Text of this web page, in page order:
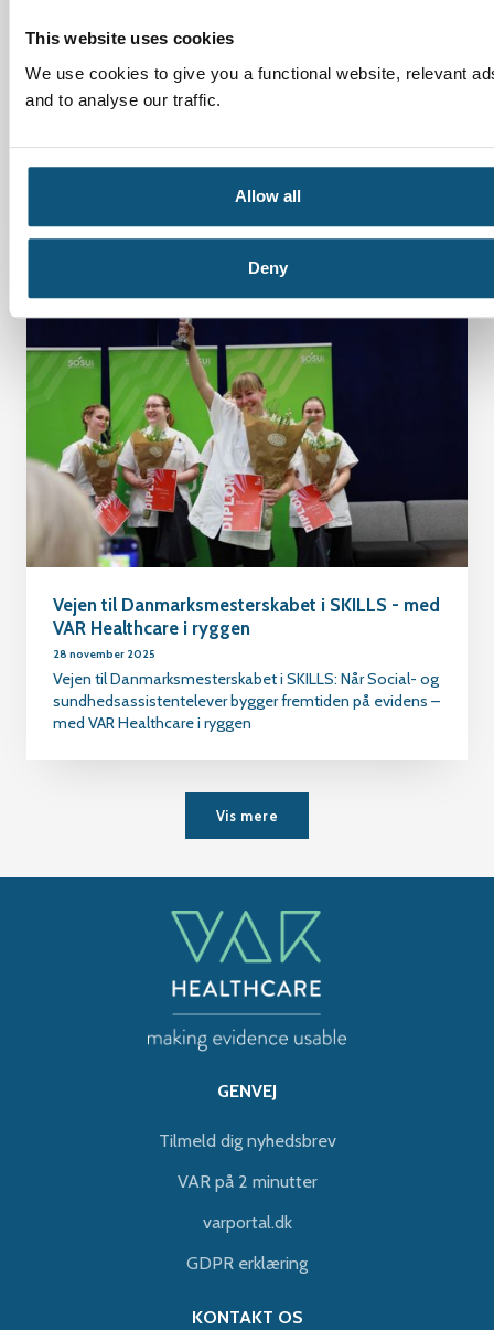
This website uses cookies
We use cookies to give you a functional website, relevant
and to analyse our traffic.
Allow all
Deny
Ny AI-assistent fra VAR Healthcare
Vejen til Danmarksmesterskabet i SKILLS - med
VAR Healthcare i ryggen
28 november 2025
Vejen til Danmarksmesterskabet i SKILLS: Når Social- og
sundhedsassistentelever bygger fremtiden på evidens –
med VAR Healthcare i ryggen
Vis mere
GENVEJ
Tilmeld dig nyhedsbrev
VAR på 2 minutter
varportal.dk
GDPR erklæring
KONTAKT OS